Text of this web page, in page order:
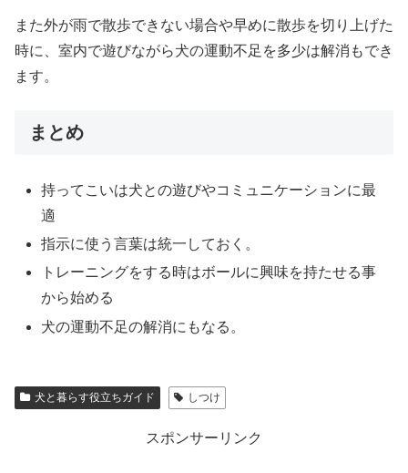
また外が雨で散歩できない場合や早めに散歩を切り上げた
時に、室内で遊びながら犬の運動不足を多少は解消もでき
ます。
まとめ
持ってこいは犬との遊びやコミュニケーションに最
適
指示に使う言葉は統一しておく。
トレーニングをする時はボールに興味を持たせる事
から始める
犬の運動不足の解消にもなる。
犬と暮らす役立ちガイド しつけ
スポンサーリンク